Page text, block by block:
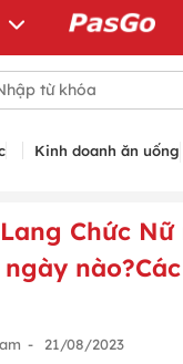
Kinh doanh ăn uống
Chức Nữ
- 21/08/2023